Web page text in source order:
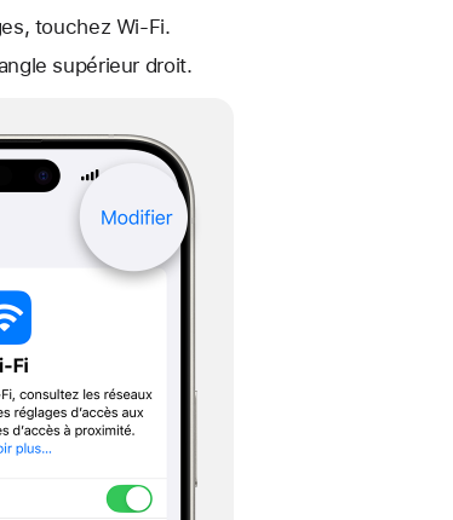
touchez Wi-Fi.
supérieur droit.